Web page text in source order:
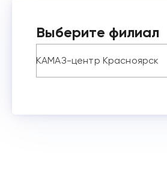
Выберите филиал
КАМАЗ-центр Красноярск